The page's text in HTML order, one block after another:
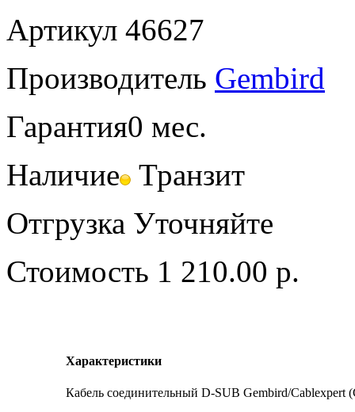
Артикул 46627
Производитель Gembird
Гарантия0 мес.
Наличие Транзит
Отгрузка Уточняйте
Стоимость 1 210.00 р.
Характеристики
Кабель соединительный D-SUB Gembird/